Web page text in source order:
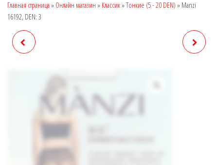
Главная страница » Онлайн магазин » Классик»Тонкие (5 - 20 DEN) » Manzi
16192, DEN: 3